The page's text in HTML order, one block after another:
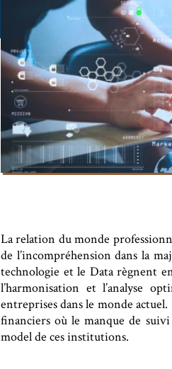
La relation du monde
de l’incompréhension dans la
technologie et le Data règnent
l’harmonisation et l’analyse
entreprises dans le monde
financiers où le manque de
model de ces institutions.